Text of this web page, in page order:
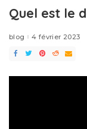
Quel est le
blog 4 février 2023